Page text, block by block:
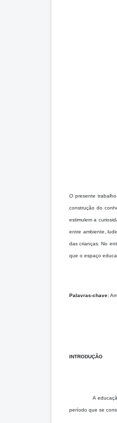
O presente
construção do
estimulem a
entre ambiente,
das crianças. No
que o espaço
Palavras-chave:
INTRODUÇÃO
A
período que se